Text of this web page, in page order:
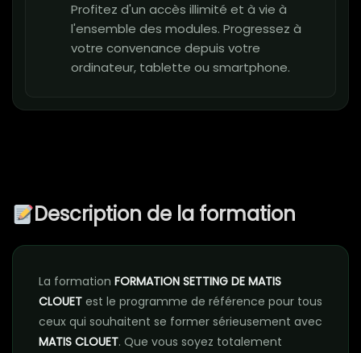
Profitez d'un accès illimité et à vie à
l'ensemble des modules. Progressez à
votre convenance depuis votre
ordinateur, tablette ou smartphone.
Description de la formation
La formation FORMATION SETTING DE MATIS
CLOUET est le programme de référence pour tous
ceux qui souhaitent se former sérieusement avec
MATIS CLOUET. Que vous soyez totalement